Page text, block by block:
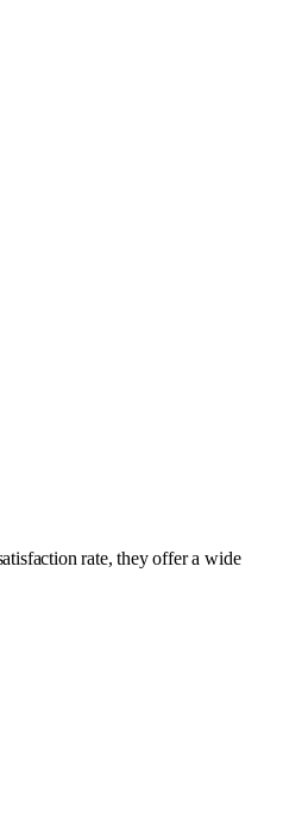
rate, they offer a wide